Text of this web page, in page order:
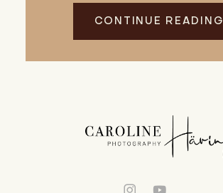
CONTINUE READING